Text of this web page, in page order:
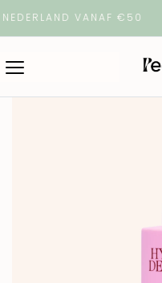
VANAF €50